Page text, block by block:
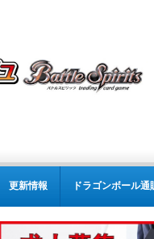
更新情報 ドラゴンボール通